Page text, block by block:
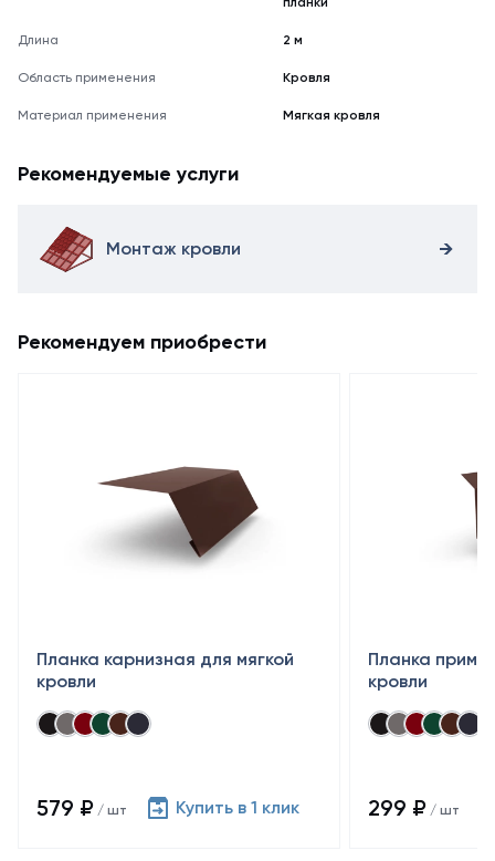
Длина 2 м
Область применения Кровля
Материал применения Мягкая кровля
Рекомендуемые услуги
Монтаж кровли
Рекомендуем приобрести
Планка карнизная для мягкой
кровли
579 ₽ / шт Купить в 1 клик
Планка
кровли
299 ₽ / шт